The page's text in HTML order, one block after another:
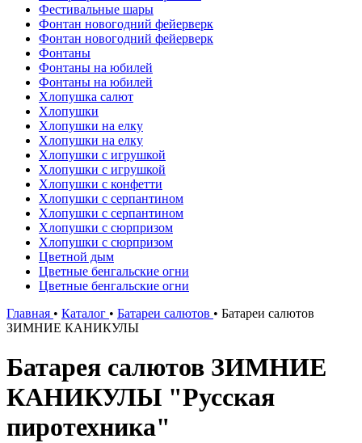
Фестивальные шары
Фонтан новогодний фейерверк
Фонтан новогодний фейерверк
Фонтаны
Фонтаны на юбилей
Фонтаны на юбилей
Хлопушка салют
Хлопушки
Хлопушки на елку
Хлопушки на елку
Хлопушки с игрушкой
Хлопушки с игрушкой
Хлопушки с конфетти
Хлопушки с серпантином
Хлопушки с серпантином
Хлопушки с сюрпризом
Хлопушки с сюрпризом
Цветной дым
Цветные бенгальские огни
Цветные бенгальские огни
Главная • Каталог • Батареи салютов • Батареи салютов
ЗИМНИЕ КАНИКУЛЫ
Батарея салютов ЗИМНИЕ
КАНИКУЛЫ "Русская
пиротехника"